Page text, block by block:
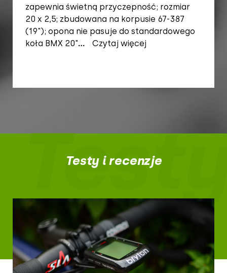
zapewnia świetną przyczepność; rozmiar
20 x 2,5; zbudowana na korpusie 67-387
(19"); opona nie pasuje do standardowego
koła BMX 20"... Czytaj więcej
Testy
Testy i recenzje